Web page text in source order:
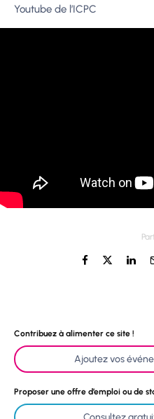
Youtube de l’ICPC
Contribuez à alimenter ce site !
Ajoutez vos
Proposer une offre d’emploi ou de